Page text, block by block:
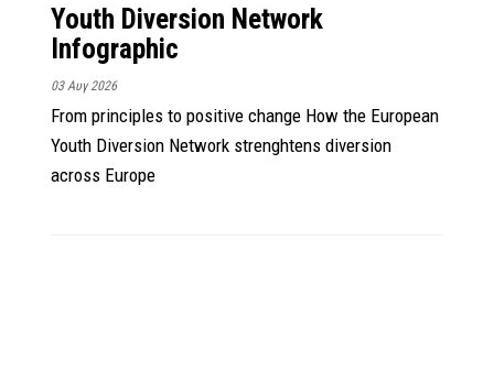
Youth Diversion Network
Infographic
03 Αυγ 2026
From principles to positive change How the European
Youth Diversion Network strenghtens diversion
across Europe